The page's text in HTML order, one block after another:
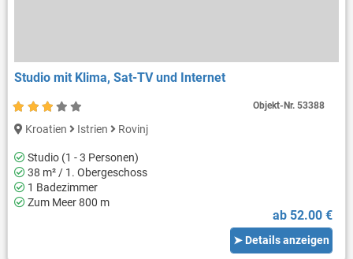
Studio mit Klima, Sat-TV und Internet
Kroatien Istrien Rovinj
Studio (1 - 3 Personen)
38 m² / 1. Obergeschoss
1 Badezimmer
Zum Meer 800 m
ab 52.00 €
➤ Details anzeigen
Objekt-Nr.53388